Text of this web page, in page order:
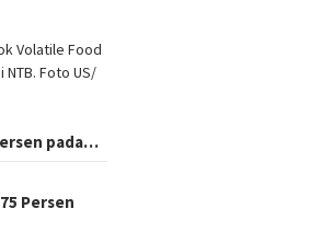
pada…
Persen